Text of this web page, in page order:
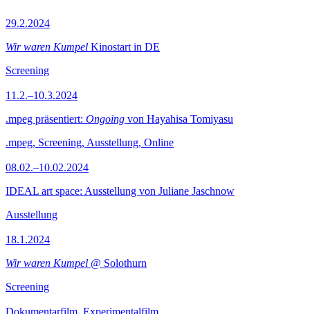
29.2.2024
Wir waren Kumpel Kinostart in DE
Screening
11.2.–10.3.2024
.mpeg präsentiert: Ongoing von Hayahisa Tomiyasu
.mpeg, Screening, Ausstellung, Online
08.02.–10.02.2024
IDEAL art space: Ausstellung von Juliane Jaschnow
Ausstellung
18.1.2024
Wir waren Kumpel @ Solothurn
Screening
Dokumentarfilm, Experimentalfilm